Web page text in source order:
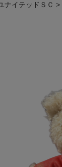
ナイテッドＳＣ